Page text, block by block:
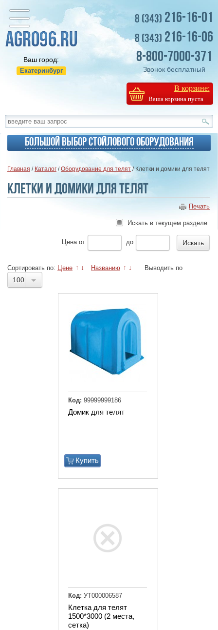
Ваш город:
Екатеринбург
8 (343) 216-16-01
8 (343) 216-16-06
8-800-7000-371
Звонок бесплатный
В корзине:
Ваша корзина пуста
Большой выбор стойлового оборудования
Главная / Каталог /Оборудование для телят/ Клетки и домики для телят
Клетки и домики для телят
Печать
Искать в текущем разделе
Ценаот до
Сортировать по: Цене ↑ ↓ Названию ↑ ↓ Выводить по
100
Домик для телят
Купить
Код: 99999999186
Клетка для телят
1500*3000 (2 места,
сетка)
Код: УТ000006587